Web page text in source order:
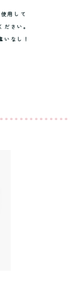
用して
さい。
いなし！